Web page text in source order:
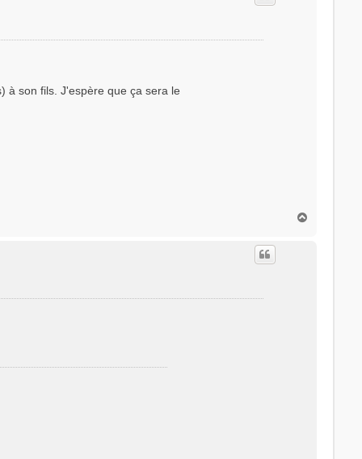
à son fils. J'espère que ça sera le